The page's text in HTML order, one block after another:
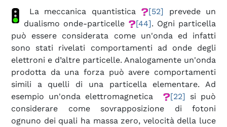
La meccanica quantistica [52] prevede un
dualismo onde-particelle
[44]. Ogni particella
può essere considerata come un'onda ed infatti
sono stati rivelati comportamenti ad onde degli
elettroni e d’altre particelle. Analogamente un'onda
prodotta da una forza può avere comportamenti
simili a quelli di una particella elementare. Ad
esempio un'onda elettromagnetica
[22] si può
considerare come sovrapposizione di fotoni
ognuno dei quali ha massa zero, velocità della luce